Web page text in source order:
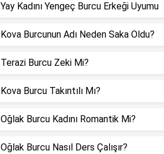
Yay Kadını Yengeç Burcu Erkeği Uyumu
Kova Burcunun Adı Neden Saka Oldu?
Terazi Burcu Zeki Mi?
Kova Burcu Takıntılı Mı?
Oğlak Burcu Kadını Romantik Mi?
Oğlak Burcu Nasıl Ders Çalışır?